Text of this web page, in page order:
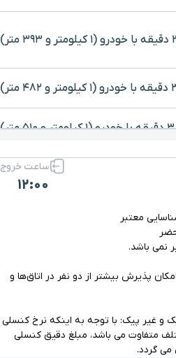
و ۳۹۳ متر)
و ۴۸۲ متر)
۳ دقیقه با خودرو (۱ کیلومتر و ۵۱۰ متر)
و ۸۲۵ متر)
۳ دقیقه با خودرو (۲ کیلومتر و ۴۹ متر)
ساعت خروج
12:00
معتبر
نمی باشد.
پذیرش بیشتر از دو نفر در اتاق‌ها و
و غیر پیک: با توجه به اینکه نرخ کنسلی
متفاوت می باشد، مبلغ دقیق کنسلی
گردد.